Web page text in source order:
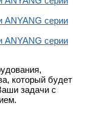
который будет
задачи с